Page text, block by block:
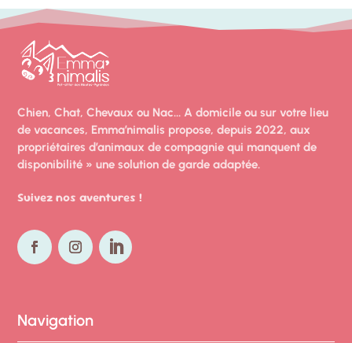
Chien, Chat, Chevaux ou Nac… A domicile ou sur votre lieu
de vacances, Emma’nimalis propose, depuis 2022, aux
propriétaires d’animaux de compagnie qui manquent de
disponibilité » une solution de gardeadaptée.
Suivez nos aventures !
Navigation